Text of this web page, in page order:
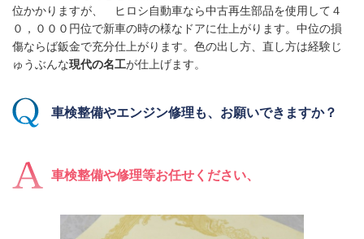
位かかりますが、 ヒロシ自動車なら中古再生部品を使用して４
０，０００円位で新車の時の様なドアに仕上がります。中位の損
傷ならば鈑金で充分仕上がります。色の出し方、直し方は経験じ
ゅうぶんな現代の名工が仕上げます。
車検整備やエンジン修理も、お願いできますか？
車検整備や修理等お任せください、